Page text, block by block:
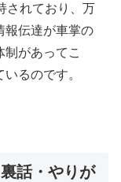
されており、万
報伝達が車掌の
があってこ
るのです。
話・やりが